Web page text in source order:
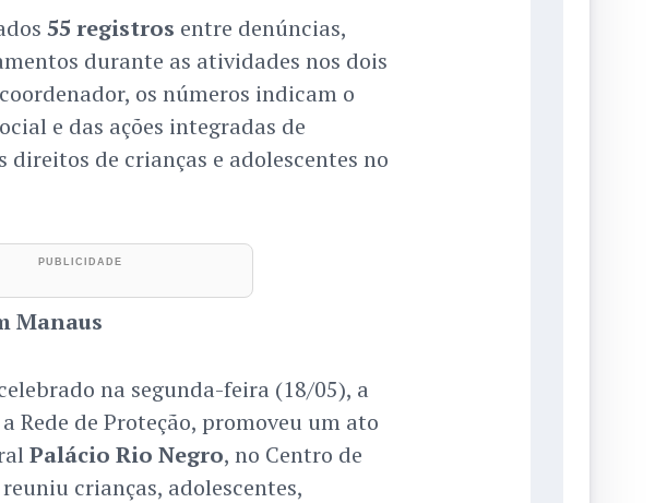
55 registros entre denúncias,
durante as atividades nos dois
os números indicam o
e das ações integradas de
direitos de crianças e adolescentes no
Manaus
na segunda-feira (18/05), a
Rede de Proteção, promoveu um ato
Palácio Rio Negro, no Centro de
crianças, adolescentes,